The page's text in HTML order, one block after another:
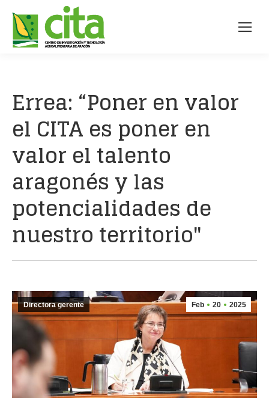
Errea: “Poner en valor
el CITA es poner en
valor el talento
aragonés y las
potencialidades de
nuestro territorio"
Feb 20 2025
Directora gerente